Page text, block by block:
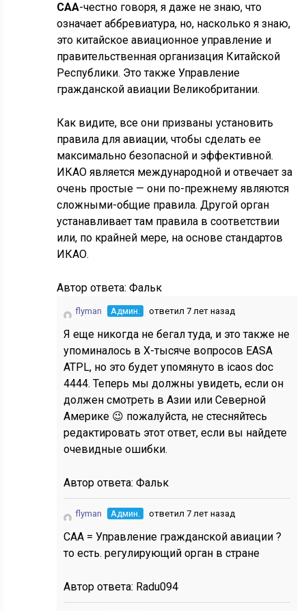
CAA-честно говоря, я даже не знаю, что
означает аббревиатура, но, насколько я знаю,
это китайское авиационное управление и
правительственная организация Китайской
Республики. Это также Управление
гражданской авиации Великобритании.
Как видите, все они призваны установить
правила для авиации, чтобы сделать ее
максимально безопасной и эффективной.
ИКАО является международной и отвечает за
очень простые — они по-прежнему являются
сложными-общие правила. Другой орган
устанавливает там правила в соответствии
или, по крайней мере, на основе стандартов
ИКАО.
Автор ответа:Фальк
flyman Админ. ответил 7 лет назад
Я еще никогда не бегал туда, и это также не
упоминалось в X-тысяче вопросов EASA
ATPL, но это будет упомянуто в icaos doc
4444. Теперь мы должны увидеть, если он
должен смотреть в Азии или Северной
Америке 😉 пожалуйста, не стесняйтесь
редактировать этот ответ, если вы найдете
очевидные ошибки.
Автор ответа:Фальк
flyman Админ. ответил 7 лет назад
CAA = Управление гражданской авиации ?
то есть. регулирующий орган в стране
Автор ответа: Radu094